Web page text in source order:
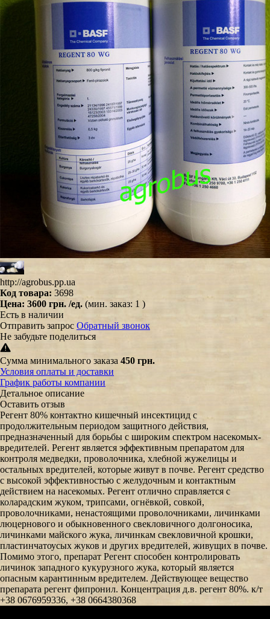
http://agrobus.pp.ua
Код товара: 3698
Цена: 3600 грн. /ед. (мин. заказ: 1 )
Есть в наличии
Отправить запрос Обратный звонок
Не забудьте поделиться
Сумма минимального заказа 450 грн.
Условия оплаты и доставки
График работы компании
Детальное описание
Оставить отзыв
Регент 80% контактно кишечный инсектицид с
продолжительным периодом защитного действия,
предназначенный для борьбы с широким спектром насекомых-
вредителей. Регент является эффективным препаратом для
контроля медведки, проволочника, хлебной жужелицы и
остальных вредителей, которые живут в почве. Регент средство
с высокой эффективностью с желудочным и контактным
действием на насекомых. Регент отлично справляется с
коларадским жуком, трипсами, огнёвкой, совкой,
проволочниками, ненастоящими проволочниками, личинками
люцернового и обыкновенного свекловичного долгоносика,
личинками майского жука, личинкам свекловичной крошки,
пластинчатоусых жуков и других вредителей, живущих в почве.
Помимо этого, препарат Регент способен контролировать
личинок западного кукурузного жука, который является
опасным карантинным вредителем. Действующее вещество
препарата регент фипронил. Концентрация д.в. регент 80%. к/т
+38 0676959336, +38 0664380368